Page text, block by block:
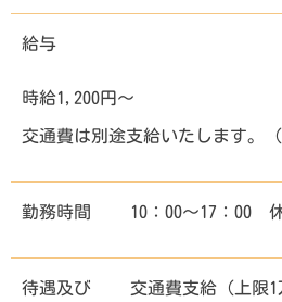
給与
時給1,200円～
交通費は別途支給いたします。（
勤務時間 10：00～17：00
待遇及び 交通費支給（上限1